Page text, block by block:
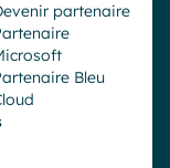
partenaire
Bleu